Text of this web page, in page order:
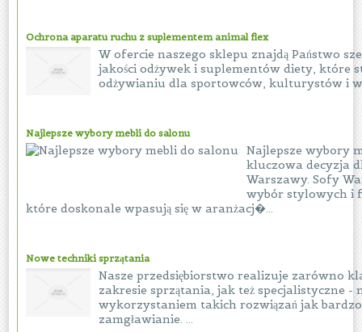
Ochrona aparatu ruchu z suplementem animal flex
W ofercie naszego sklepu znajdą Państwo
jakości odżywek i suplementów diety, które
odżywianiu dla sportowców, kulturystów i
Najlepsze wybory mebli do salonu
Najlepsze wybory
kluczowa decyzja
Warszawy. Sofy
wybór stylowych i
które doskonale wpasują się w aranżacj�...
Nowe techniki sprzątania
Nasze przedsiębiorstwo realizuje zarówno
zakresie sprzątania, jak też specjalistyczne -
wykorzystaniem takich rozwiązań jak
zamgławianie. ...